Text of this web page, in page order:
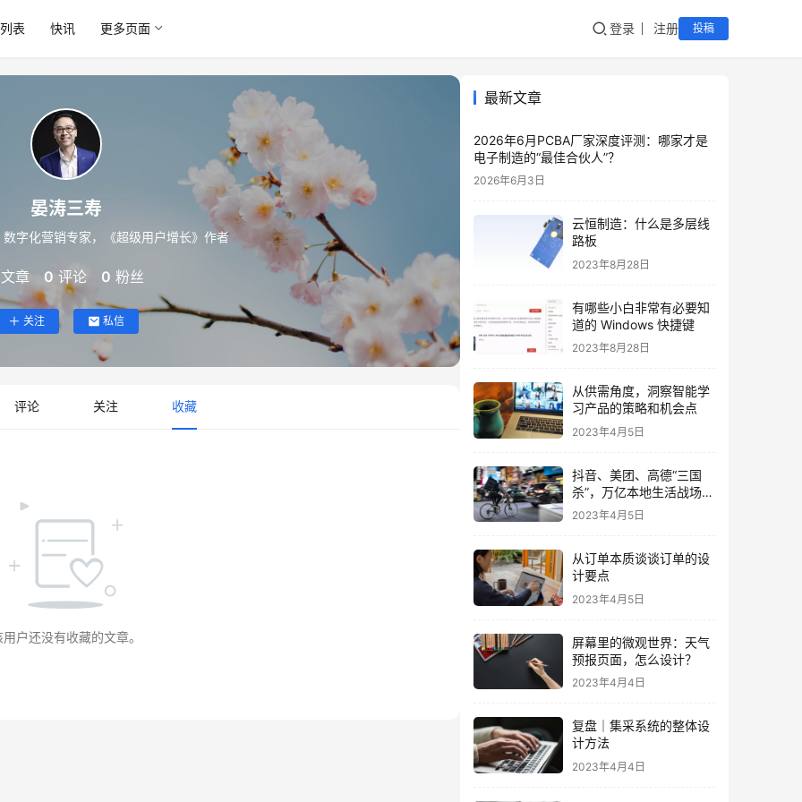
表 快讯 更多页面 登录 注册 投稿
晏涛三寿
字化营销专家，《超级用户增长》作者
文章 0 评论 0 粉丝
关注 私信
评论 关注 收藏
用户还没有收藏的文章。
最新文章
2026年6月PCBA厂家深度评测：哪家才是
电子制造的“最佳合伙人”？
2026年6月3日
云恒制造：什么是多层线
路板
2023年8月28日
有哪些小白非常有必要知
道的 Windows 快捷键
2023年8月28日
从供需角度，洞察智能学
习产品的策略和机会点
2023年4月5日
抖音、美团、高德“三国
杀”，万亿本地生活战场
“狼烟起”
2023年4月5日
从订单本质谈谈订单的设
计要点
2023年4月5日
屏幕里的微观世界：天气
预报页面，怎么设计？
2023年4月4日
复盘｜集采系统的整体设
计方法
2023年4月4日